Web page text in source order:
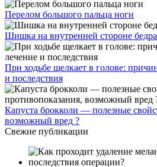
Перелом большого пальца ноги
Шишка на внутренней стороне бедра
При ходьбе щелкает в голове:
и последствия
Капуста брокколи — полезные
возможный вред ?
Свежие публикации